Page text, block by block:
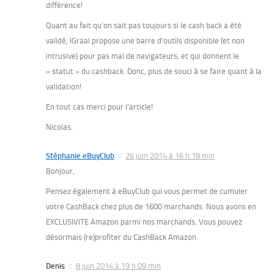
différence!
Quant au fait qu’on sait pas toujours si le cash back a été
validé, IGraal propose une barre d’outils disponible (et non
intrusive) pour pas mal de navigateurs, et qui donnent le
« statut » du cashback. Donc, plus de souci à se faire quant à la
validation!
En tout cas merci pour l’article!
Nicolas.
Stéphanie eBuyClub
26 juin 2014 à 16 h 18 min
Bonjour,
Pensez également à eBuyClub qui vous permet de cumuler
votre CashBack chez plus de 1600 marchands. Nous avons en
EXCLUSIVITE Amazon parmi nos marchands. Vous pouvez
désormais (re)profiter du CashBack Amazon.
Denis
8 juin 2014 à 19 h 09 min